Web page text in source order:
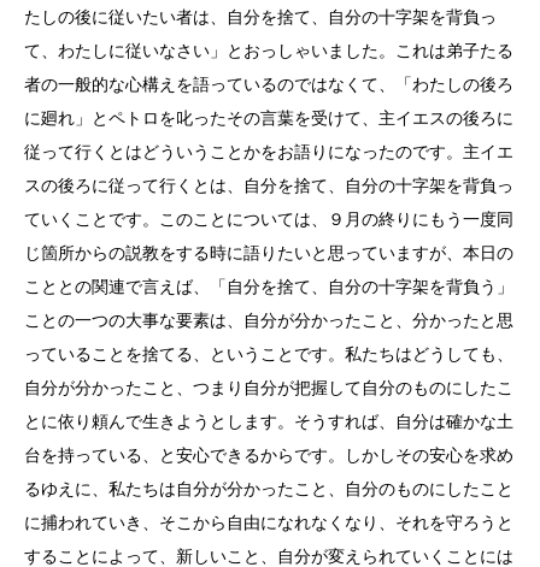
たしの後に従いたい者は、自分を捨て、自分の十字架を背負っ
て、わたしに従いなさい」とおっしゃいました。これは弟子たる
者の一般的な心構えを語っているのではなくて、「わたしの後ろ
に廻れ」とペトロを叱ったその言葉を受けて、主イエスの後ろに
従って行くとはどういうことかをお語りになったのです。主イエ
スの後ろに従って行くとは、自分を捨て、自分の十字架を背負っ
ていくことです。このことについては、９月の終りにもう一度同
じ箇所からの説教をする時に語りたいと思っていますが、本日の
こととの関連で言えば、「自分を捨て、自分の十字架を背負う」
ことの一つの大事な要素は、自分が分かったこと、分かったと思
っていることを捨てる、ということです。私たちはどうしても、
自分が分かったこと、つまり自分が把握して自分のものにしたこ
とに依り頼んで生きようとします。そうすれば、自分は確かな土
台を持っている、と安心できるからです。しかしその安心を求め
るゆえに、私たちは自分が分かったこと、自分のものにしたこと
に捕われていき、そこから自由になれなくなり、それを守ろうと
することによって、新しいこと、自分が変えられていくことには